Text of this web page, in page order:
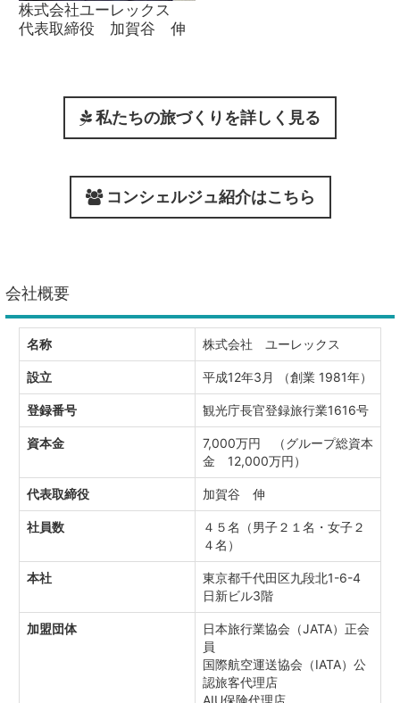
株式会社ユーレックス
代表取締役 加賀谷 伸
私たちの旅づくりを詳しく見る
コンシェルジュ紹介はこちら
会社概要
名称 株式会社 ユーレックス
設立 平成12年3月 （創業 1981年）
登録番号 観光庁長官登録旅行業1616号
資本金
7,000万円 （グループ総資本
金 12,000万円）
代表取締役 加賀谷 伸
社員数
４５名（男子２１名・女子２
４名）
本社
東京都千代田区九段北1-6-4
日新ビル3階
加盟団体
日本旅行業協会（JATA）正会
員
国際航空運送協会（IATA）公
認旅客代理店
AIU保険代理店